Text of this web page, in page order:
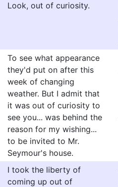
Look, out of curiosity.
To see what appearance
they'd put on after this
week of changing
weather. But I admit that
it was out of curiosity to
see you... was behind the
reason for my wishing...
to be invited to Mr.
Seymour's house.
I took the liberty of
coming up out of